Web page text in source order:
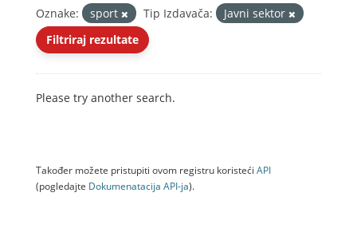
Oznake:
sport Tip Izdavača:
Javni sektor
Filtriraj rezultate
Please try another search.
Također možete pristupiti ovom registru koristeći API
(pogledajte Dokumenаtаcijа API-jа).